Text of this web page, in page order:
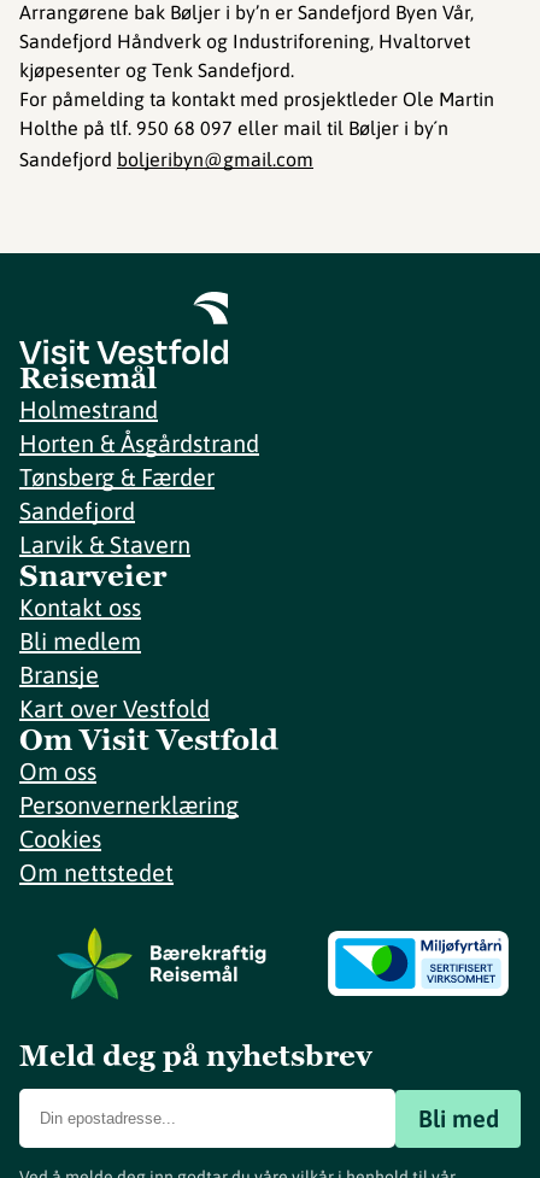
Arrangørene bak Bøljer i by’n er Sandefjord Byen Vår,
Sandefjord Håndverk og Industriforening, Hvaltorvet
kjøpesenter og Tenk Sandefjord.
For påmelding ta kontakt med prosjektleder Ole Martin
Holthe på tlf. 950 68 097 eller mail til Bøljer i by´n
Sandefjord boljeribyn@gmail.com
Reisemål
Holmestrand
Horten & Åsgårdstrand
Tønsberg & Færder
Sandefjord
Larvik & Stavern
Snarveier
Kontakt oss
Bli medlem
Bransje
Kart over Vestfold
Om Visit Vestfold
Om oss
Personvernerklæring
Cookies
Om nettstedet
Meld deg på nyhetsbrev
Bli med